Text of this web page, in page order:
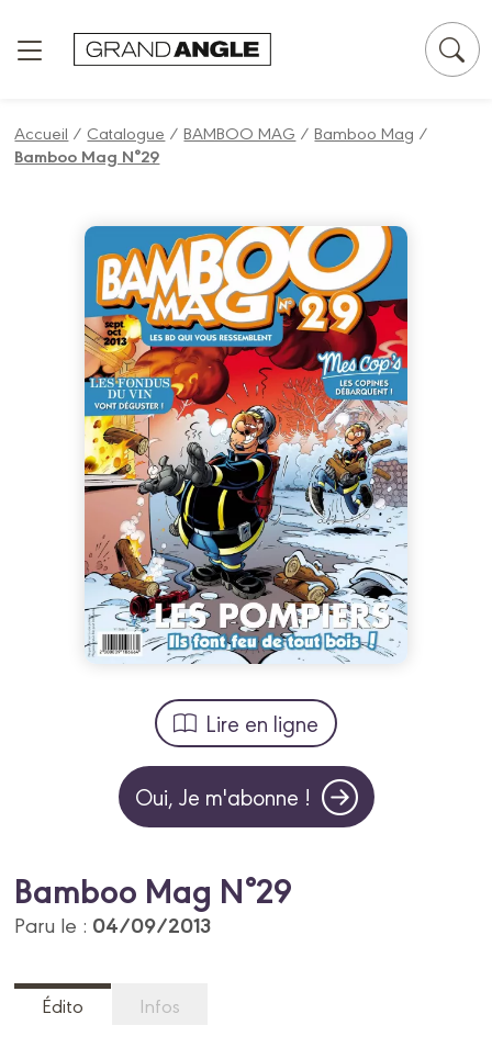
Accueil / Catalogue /BAMBOO MAG /Bamboo Mag /
Bamboo Mag N°29
Lire en ligne
Oui, Je m'abonne !
Bamboo Mag N°29
Paru le : 04/09/2013
Édito Infos